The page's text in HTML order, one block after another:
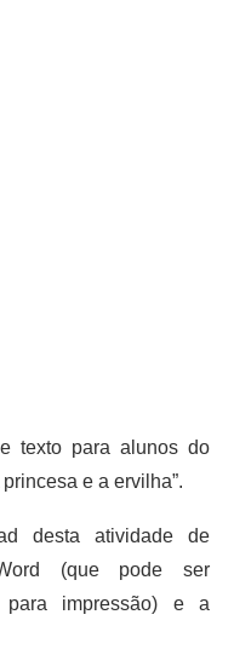
texto para alunos do
e a ervilha”.
desta atividade de
(que pode ser
para impressão) e a